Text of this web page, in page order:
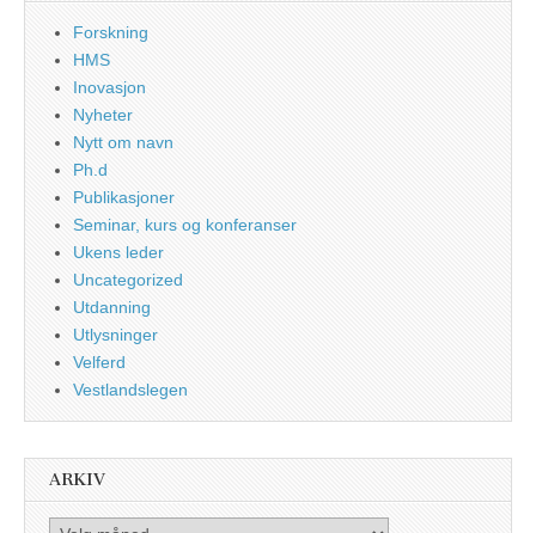
Forskning
HMS
Inovasjon
Nyheter
Nytt om navn
Ph.d
Publikasjoner
Seminar, kurs og konferanser
Ukens leder
Uncategorized
Utdanning
Utlysninger
Velferd
Vestlandslegen
ARKIV